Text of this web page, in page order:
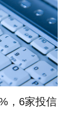
，6家投信